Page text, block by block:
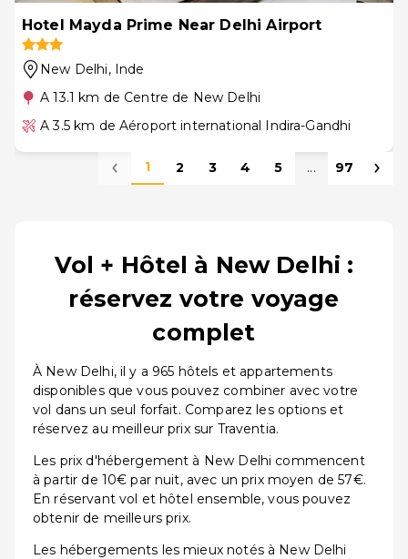
Hotel Mayda Prime Near Delhi Airport
New Delhi, Inde
A 13.1 km de Centre de New Delhi
A 3.5 km de Aéroport international Indira-Gandhi
1 2 3 4 5 ... 97
Vol + Hôtel à New Delhi :
réservez votre voyage
complet
À New Delhi, il y a 965 hôtels et appartements
disponibles que vous pouvez combiner avec votre
vol dans un seul forfait. Comparez les options et
réservez au meilleur prix sur Traventia.
Les prix d'hébergement à New Delhi commencent
à partir de 10€ par nuit, avec un prix moyen de 57€.
En réservant vol et hôtel ensemble, vous pouvez
obtenir de meilleurs prix.
Les hébergements les mieux notés à New Delhi